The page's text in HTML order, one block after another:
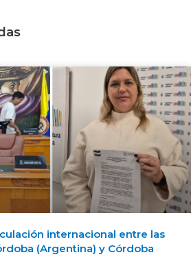
internacional entre las
(Argentina) y Córdoba